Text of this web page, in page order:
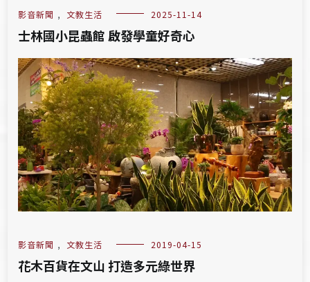
影音新聞 , 文教生活 2025-11-14
士林國小昆蟲館 啟發學童好奇心
影音新聞 , 文教生活 2019-04-15
花木百貨在文山 打造多元綠世界